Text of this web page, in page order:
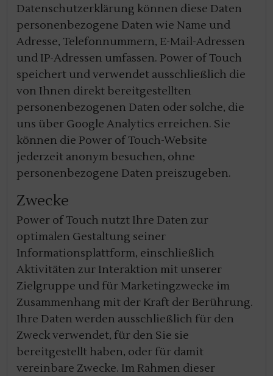
Datenschutzerklärung können diese Daten
personenbezogene Daten wie Name und
Adresse, Telefonnummern, E-Mail-Adressen
und IP-Adressen umfassen. Power of Touch
speichert und verwendet ausschließlich die
von Ihnen direkt bereitgestellten
personenbezogenen Daten oder solche, die
uns über Google Analytics erreichen. Sie
können die Power of Touch-Website
jederzeit anonym besuchen, ohne
personenbezogene Daten preiszugeben.
Zwecke
Power of Touch nutzt Ihre Daten zur
optimalen Gestaltung seiner
Informationsplattform, einschließlich
Aktivitäten zur Interaktion mit unserer
Zielgruppe und für Marketingzwecke im
Zusammenhang mit der Kraft der Berührung.
Ihre Daten werden ausschließlich für den
Zweck verwendet, für den Sie sie
bereitgestellt haben, oder für damit
vereinbare Zwecke. Im Rahmen dieser